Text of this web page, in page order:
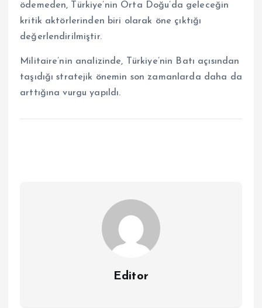
ödemeden, Türkiye’nin Orta Doğu’da geleceğin
kritik aktörlerinden biri olarak öne çıktığı
değerlendirilmiştir.
Militaire’nin analizinde, Türkiye’nin Batı açısından
taşıdığı stratejik önemin son zamanlarda daha da
arttığına vurgu yapıldı.
Editor